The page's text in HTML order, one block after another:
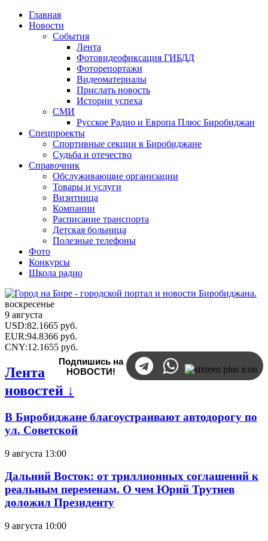
Главная
Новости
События
Лента
Фотовидеофиксация ГИБДД
Фоторепортажи
Видеоматериалы
Прислать новость
Истории успеха
СМИ
Русское Радио и Европа Плюс Биробиджан
Спецпроекты
Спортивные секции в Биробиджане
Судьба и отечество
Справочник
Обслуживающие организации
Товары и услуги
Визитница
Компании
Расписание транспорта
Детская больница
Полезные телефоны
Фото
Конкурсы
Школа радио
воскресенье
9 августа
USD:82.1665 руб.
EUR:94.8366 руб.
CNY:12.1655 руб.
Подпишись на
НОВОСТИ!
Лента
новостей ↓
В Биробиджане благоустраивают автодорогу по
ул. Советской
9 августа 13:00
Дальний Восток: от триллионных соглашений к
реальным переменам. О чем Юрий Трутнев
доложил Президенту
9 августа 10:00